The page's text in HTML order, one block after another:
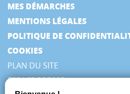
MES DÉMARCHES
MENTIONS LÉGALES
POLITIQUE DE
COOKIES
PLAN DU SITE
ESPACE PRESSE